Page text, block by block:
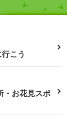
こう
・お花見スポ